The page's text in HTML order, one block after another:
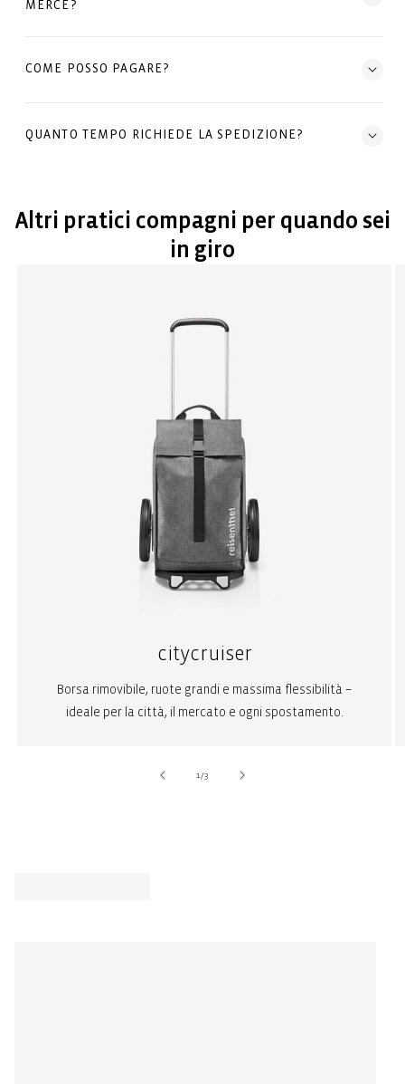
MERCE?
COME POSSO PAGARE?
QUANTO TEMPO RICHIEDE LA SPEDIZIONE?
Altri pratici compagni per quando sei
in giro
citycruiser
Borsa rimovibile, ruote grandi e massima flessibilità –
ideale per la città, il mercato e ogni spostamento.
1/su3